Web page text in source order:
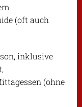
(oft auch
inklusive
(ohne